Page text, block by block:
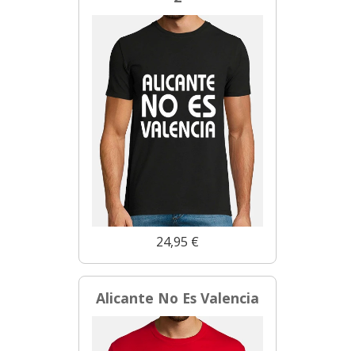
24,95 €
Alicante No Es Valencia